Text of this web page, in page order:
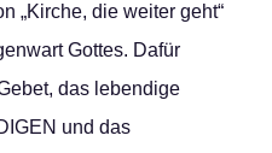
„Kirche, die weiter geht“
Gottes. Dafür
das lebendige
und das